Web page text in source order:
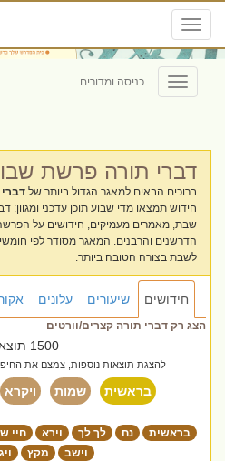
Toggle
navigation
Toggle
navigation
כניסה ומדורים
דברי תורה פרשת
ברוכים הבאים למאגר הגדול ביותר של
חידוש תמצאו מדי שבוע תוכן עדכני ומגוון:
שבת, מאמרים מעמיקים, חידושים על
הדרשנים והרבנים. המאגר מסודר לפי
לשבת בצורה הטובה ביותר.
חידושים שיעורים עלונים
הצג רק דברי תורה קצרים/וורטים
1500 תוצאות
להצגת תוצאות נוספות, צמצם את
בראשית שמות ויקרא
בראשית נח לך לך וירא חיי
וישב
מקץ